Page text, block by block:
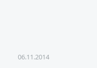
06.11.2014